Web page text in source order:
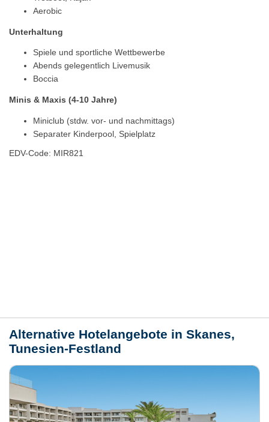
Aerobic
Unterhaltung
Spiele und sportliche Wettbewerbe
Abends gelegentlich Livemusik
Boccia
Minis & Maxis (4-10 Jahre)
Miniclub (stdw. vor- und nachmittags)
Separater Kinderpool, Spielplatz
EDV-Code: MIR821
Alternative Hotelangebote in Skanes,
Tunesien-Festland